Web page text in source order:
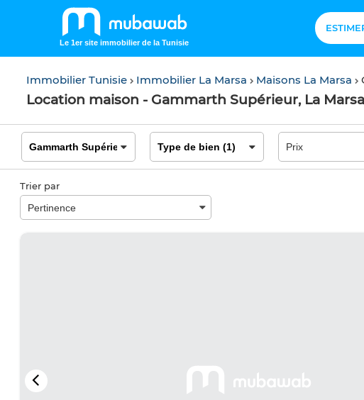
Le 1er site immobilier de la Tunisie
Immobilier Tunisie Immobilier La Marsa Maisons La Marsa
Location maison - Gammarth Supérieur, La Marsa
Trier par